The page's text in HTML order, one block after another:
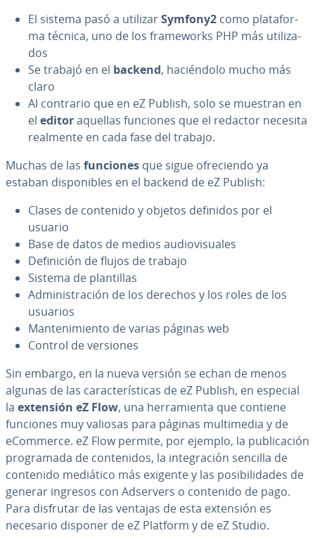
El sistema pasó a utilizarSymfony2 como pla­ta­fo­r­
ma técnica, uno de los fra­me­wo­r­ks PHP más uti­li­za­
dos
Se trabajó en el backend, ha­cié­n­do­lo mucho más
claro
Al contrario que en eZ Publish, solo se muestran en
el editoraquellas funciones que el redactor necesita
realmente en cada fase del trabajo.
Muchas de las funciones que sigue ofre­cie­n­do ya
estaban di­s­po­ni­bles en el backend de eZ Publish:
Clases de contenido y objetos definidos por el
usuario
Base de datos de medios au­dio­vi­sua­les
De­fi­ni­ción de flujos de trabajo
Sistema de pla­n­ti­llas
Ad­mi­ni­s­tra­ción de los derechos y los roles de los
usuarios
Ma­n­te­ni­mie­n­to de varias páginas web
Control de versiones
Sin embargo, en la nueva versión se echan de menos
algunas de las ca­ra­c­te­rí­s­ti­cas de eZ Publish, en especial
la extensión eZ Flow, una he­rra­mie­n­ta que contiene
funciones muy valiosas para páginas mu­l­ti­me­dia y de
eCommerce. eZ Flow permite, por ejemplo, la pu­bli­ca­ción
pro­gra­ma­da de co­n­te­ni­dos, la in­te­gra­ción sencilla de
contenido mediático más exigente y las po­si­bi­li­da­des de
generar ingresos con Adservers o contenido de pago.
Para disfrutar de las ventajas de esta extensión es
necesario disponer de eZ Platform y de eZ Studio.